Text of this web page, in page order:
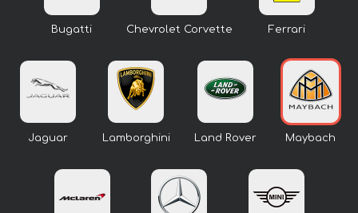
Bugatti Chevrolet Corvette Ferrari
Jaguar Lamborghini Land Rover Maybach